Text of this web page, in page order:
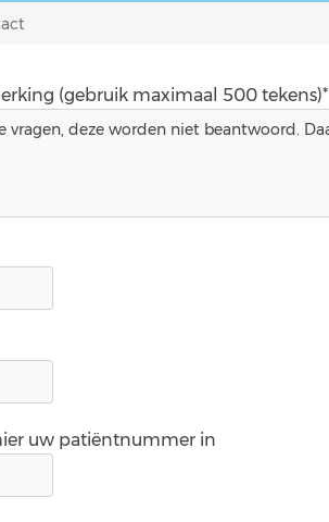
(gebruik maximaal 500 tekens)*
uw patiëntnummer in